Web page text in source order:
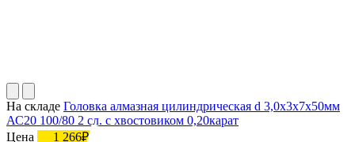
На складе Головка алмазная цилиндрическая d 3,0х3х7х50мм
АС20 100/80 2 сл. с хвостовиком 0,20карат
Цена
1 266₽